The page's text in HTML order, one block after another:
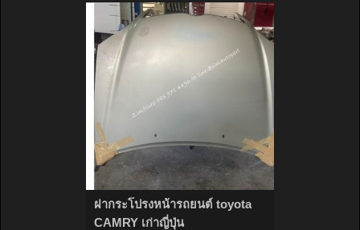
ฝากระโปรงหน้ารถยนต์ toyota
CAMRY เก่าญี่ปุ่น